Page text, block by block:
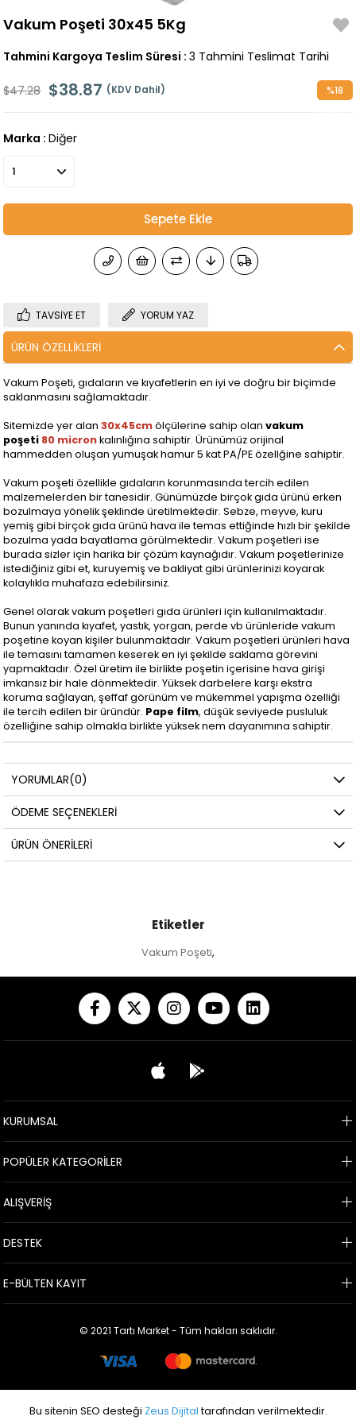
Vakum Poşeti 30x45 5Kg
Tahmini Kargoya Teslim Süresi : 3 Tahmini Teslimat Tarihi
$47.28 $38.87 (KDV Dahil) %18
Marka : Diğer
TAVSIYE ET YORUM YAZ
ÜRÜN ÖZELLIKLERI
Vakum Poşeti, gıdaların ve kıyafetlerin en iyi ve doğru bir biçimde
saklanmasını sağlamaktadır.
Sitemizde yer alan30x45cmölçülerine sahip olanvakum
poşeti 80 micron kalınlığına sahiptir. Ürünümüz orijinal
hammedden oluşan yumuşak hamur 5 kat PA/PE özellğine sahiptir.
Vakum poşeti özellikle gıdaların korunmasında tercih edilen
malzemelerden bir tanesidir. Günümüzde birçok gıda ürünü erken
bozulmaya yönelik şeklinde üretilmektedir. Sebze, meyve, kuru
yemiş gibi birçok gıda ürünü hava ile temas ettiğinde hızlı bir şekilde
bozulma yada bayatlama görülmektedir. Vakum poşetleri ise
burada sizler için harika bir çözüm kaynağıdır. Vakum poşetlerinize
istediğiniz gibi et, kuruyemiş ve bakliyat gibi ürünlerinizi koyarak
kolaylıkla muhafaza edebilirsiniz.
Genel olarak vakum poşetleri gıda ürünleri için kullanılmaktadır.
Bunun yanında kıyafet, yastık, yorgan, perde vb ürünleride vakum
poşetine koyan kişiler bulunmaktadır. Vakum poşetleri ürünleri hava
ile temasını tamamen keserek en iyi şekilde saklama görevini
yapmaktadır. Özel üretim ile birlikte poşetin içerisine hava girişi
imkansız bir hale dönmektedir. Yüksek darbelere karşı ekstra
koruma sağlayan, şeffaf görünüm ve mükemmel yapışma özelliği
ile tercih edilen bir üründür. Pape film, düşük seviyede pusluluk
özelliğine sahip olmakla birlikte yüksek nem dayanımına sahiptir.
YORUMLAR(0)
ÖDEME SEÇENEKLERI
ÜRÜN ÖNERILERI
Etiketler
Vakum Poşeti,
KURUMSAL
POPÜLER KATEGORİLER
ALIŞVERİŞ
DESTEK
E-BÜLTEN KAYIT
© 2021 Tartı Market - Tüm hakları saklıdır.
Bu sitenin SEO desteği Zeus Dijital tarafından verilmektedir.